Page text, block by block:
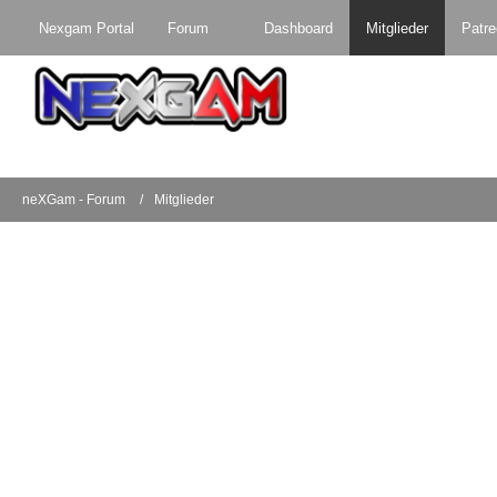
Nexgam Portal Forum Dashboard Mitglieder
neXGam - Forum Mitglieder